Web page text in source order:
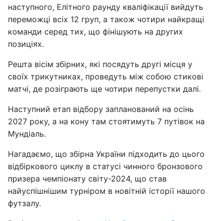
наступного, Елітного раунду кваліфікації вийдуть
переможці всіх 12 груп, а також чотири найкращі
команди серед тих, що фінішують на других
позиціях.
Решта вісім збірних, які посядуть другі місця у
своїх трикутниках, проведуть між собою стикові
матчі, де розіграють ще чотири перепустки далі.
Наступний етап відбору запланований на осінь
2027 року, а на кону там стоятимуть 7 путівок на
Мундіаль.
Нагадаємо, що збірна України підходить до цього
відбіркового циклу в статусі чинного бронзового
призера чемпіонату світу-2024, що став
найуспішнішим турніром в новітній історії нашого
футзалу.